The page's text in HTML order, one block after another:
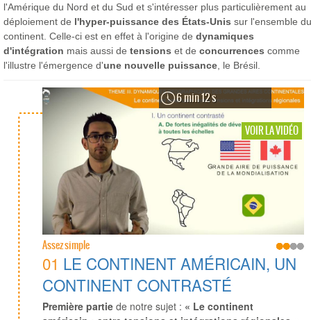
l'Amérique du Nord et du Sud et s'intéresser plus particulièrement au
déploiement de l'hyper-puissance des États-Unis sur l'ensemble du
continent. Celle-ci est en effet à l'origine de dynamiques
d'intégration mais aussi de tensions et de concurrences comme
l'illustre l'émergence d'une nouvelle puissance , le Brésil.
6 min 12 s
VOIR LA VIDÉO
Assez simple
01 LE CONTINENT AMÉRICAIN, UN
CONTINENT CONTRASTÉ
Première partie de notre sujet : « Le continent